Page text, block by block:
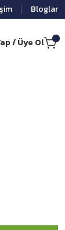
Bloglar
/ Üye Ol